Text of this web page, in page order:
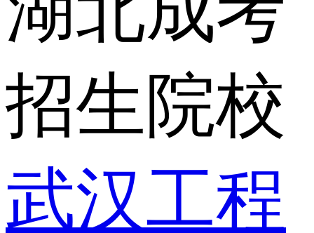
招生院校
武汉工程